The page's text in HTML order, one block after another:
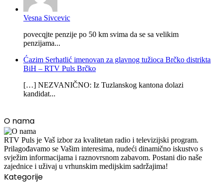
Vesna Sivcevic
povecqjte penzije po 50 km svima da se sa velikim
penzijama...
Ćazim Serhatlić imenovan za glavnog tužioca Brčko distrikta
BiH – RTV Puls Brčko
[…] NEZVANIČNO: Iz Tuzlanskog kantona dolazi
kandidat...
O nama
RTV Puls je Vaš izbor za kvalitetan radio i televizijski program.
Prilagođavamo se Vašim interesima, nudeći dinamično iskustvo s
svježim informacijama i raznovrsnom zabavom. Postani dio naše
zajednice i uživaj u vrhunskim medijskim sadržajima!
Kategorije